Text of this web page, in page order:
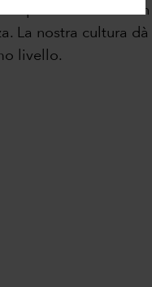
responsabilità con
La nostra cultura
livello.